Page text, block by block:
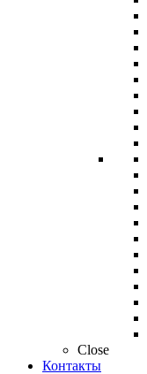
Close
Контакты